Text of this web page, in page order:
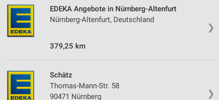
❯
EDEKA Angebote in Nürnberg-Altenfurt
Nürnberg-Altenfurt, Deutschland
379,25 km
❯
Schätz
Thomas-Mann-Str. 58
90471 Nürnberg
Notwendig
Performance